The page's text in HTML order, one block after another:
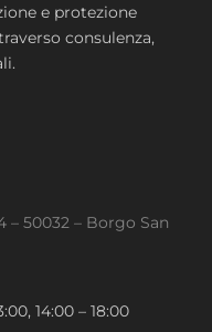
e protezione
consulenza,
– 50032 – Borgo San
14:00 – 18:00